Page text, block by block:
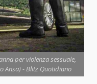
per violenza sessuale,
Ansa) - Blitz Quotidiano